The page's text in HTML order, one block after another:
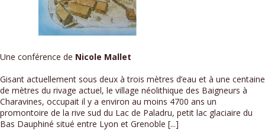
Une conférence de Nicole Mallet
Gisant actuellement sous deux à trois mètres d’eau et à une centaine
de mètres du rivage actuel, le village néolithique des Baigneurs à
Charavines, occupait il y a environ au moins 4700 ans un
promontoire de la rive sud du Lac de Paladru, petit lac glaciaire du
Bas Dauphiné situé entre Lyon et Grenoble [...]